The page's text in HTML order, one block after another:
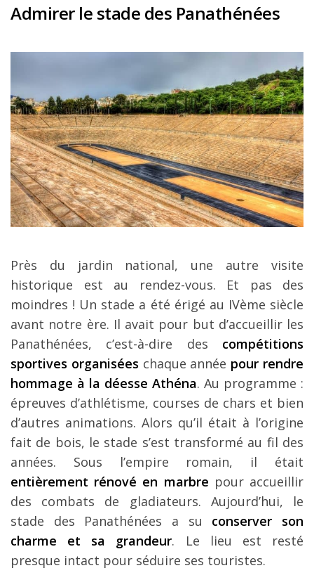
Admirer le stade des Panathénées
Près du jardin national, une autre visite
historique est au rendez-vous. Et pas des
moindres ! Un stade a été érigé au IVème siècle
avant notre ère. Il avait pour but d’accueillir les
Panathénées, c’est-à-dire des compétitions
sportives organisées chaque année pour rendre
hommage à la déesse Athéna. Au programme :
épreuves d’athlétisme, courses de chars et bien
d’autres animations. Alors qu’il était à l’origine
fait de bois, le stade s’est transformé au fil des
années. Sous l’empire romain, il était
entièrement rénové en marbre pour accueillir
des combats de gladiateurs. Aujourd’hui, le
stade des Panathénées a su conserver son
charme et sa grandeur. Le lieu est resté
presque intact pour séduire ses touristes.